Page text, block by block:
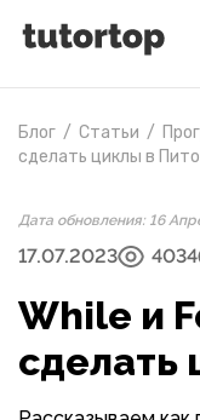
Блог / Статьи /
сделать циклы в
Дата обновления: 16
17.07.2023 4034
While и
сделать